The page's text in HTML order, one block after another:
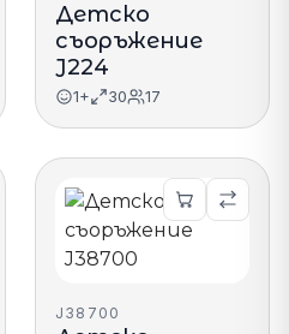
Детско
съоръжение
J224
1+ 30 17
J38700